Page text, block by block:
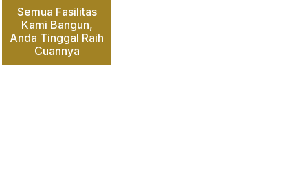
Semua Fasilitas
Kami Bangun,
Anda Tinggal Raih
Cuannya